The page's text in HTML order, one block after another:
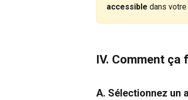
accessible dans votre
IV. Comment ça
A. Sélectionnez un